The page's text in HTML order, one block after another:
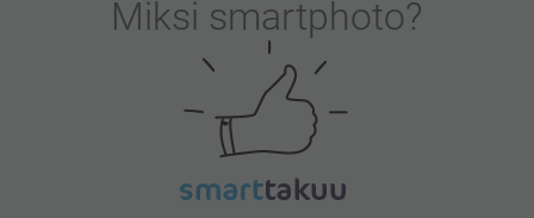
Miksi smartphoto?